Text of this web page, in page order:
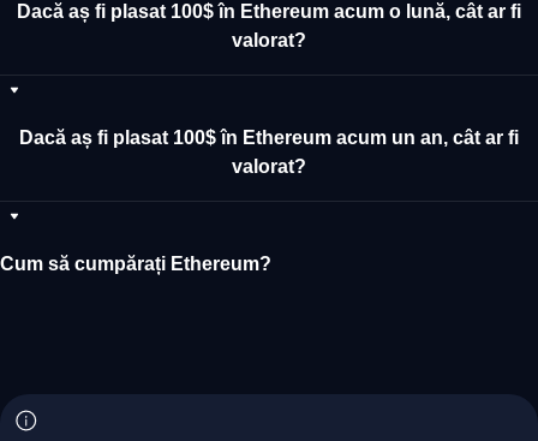
Dacă aș fi plasat 100$ în Ethereum acum o lună, cât ar fi
valorat?
Dacă aș fi plasat 100$ în Ethereum acum un an, cât ar fi
valorat?
Cum să cumpărați Ethereum?